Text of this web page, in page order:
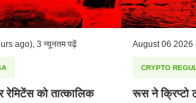
ago) 3 न्यूनतम पढ़ें
रेमिटेंस को तात्कालिक
August 06 2026
CRYPTO
रूस ने क्रिप्टो